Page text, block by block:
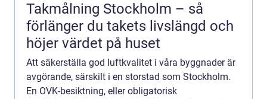
Takmålning Stockholm – så
förlänger du takets livslängd och
höjer värdet på huset
Att säkerställa god luftkvalitet i våra byggnader är
avgörande, särskilt i en storstad som Stockholm.
En OVK-besiktning, eller obligatorisk